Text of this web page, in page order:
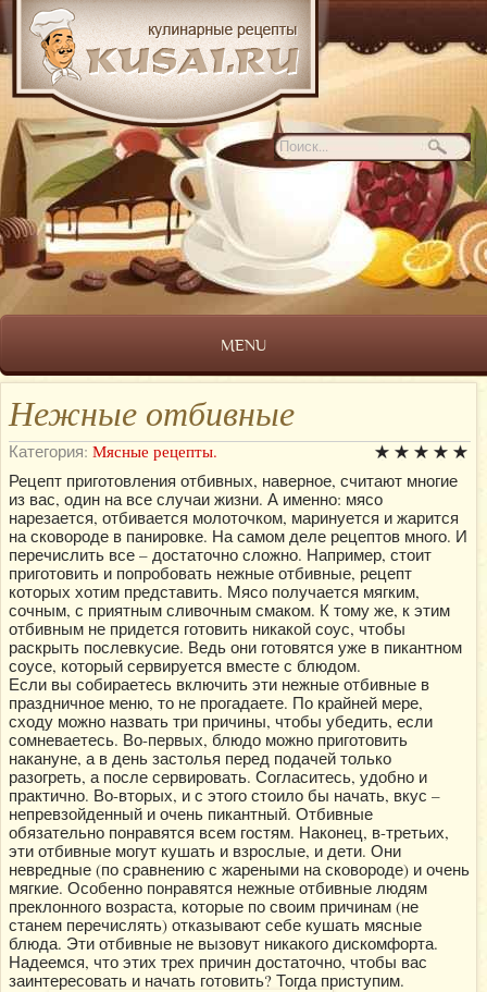
MENU
Нежные отбивные
Категория: Мясные рецепты.
Рецепт приготовления отбивных, наверное, считают многие
из вас, один на все случаи жизни. А именно: мясо
нарезается, отбивается молоточком, маринуется и жарится
на сковороде в панировке. На самом деле рецептов много. И
перечислить все – достаточно сложно. Например, стоит
приготовить и попробовать нежные отбивные, рецепт
которых хотим представить. Мясо получается мягким,
сочным, с приятным сливочным смаком. К тому же, к этим
отбивным не придется готовить никакой соус, чтобы
раскрыть послевкусие. Ведь они готовятся уже в пикантном
соусе, который сервируется вместе с блюдом.
Если вы собираетесь включить эти нежные отбивные в
праздничное меню, то не прогадаете. По крайней мере,
сходу можно назвать три причины, чтобы убедить, если
сомневаетесь. Во-первых, блюдо можно приготовить
накануне, а в день застолья перед подачей только
разогреть, а после сервировать. Согласитесь, удобно и
практично. Во-вторых, и с этого стоило бы начать, вкус –
непревзойденный и очень пикантный. Отбивные
обязательно понравятся всем гостям. Наконец, в-третьих,
эти отбивные могут кушать и взрослые, и дети. Они
невредные (по сравнению с жареными на сковороде) и очень
мягкие. Особенно понравятся нежные отбивные людям
преклонного возраста, которые по своим причинам (не
станем перечислять) отказывают себе кушать мясные
блюда. Эти отбивные не вызовут никакого дискомфорта.
Надеемся, что этих трех причин достаточно, чтобы вас
заинтересовать и начать готовить? Тогда приступим.